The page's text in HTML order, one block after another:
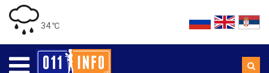
34 ℃